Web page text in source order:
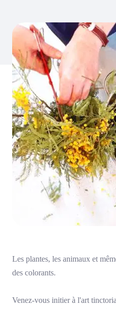
Les plantes, les animaux et
des colorants.
Venez-vous initier à l'art